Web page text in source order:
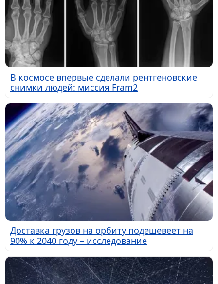
В космосе впервые сделали рентгеновские
снимки людей: миссия Fram2
Доставка грузов на орбиту подешевеет на
90% к 2040 году – исследование